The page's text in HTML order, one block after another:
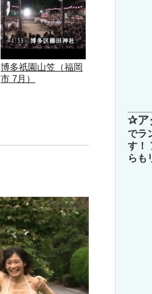
博多祇園山笠（福岡
市 7月）
✰ア
でラ
す！
らも